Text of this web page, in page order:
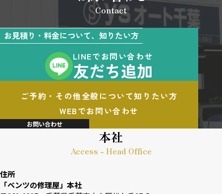
Contact
お見積り・料金について、知りたい方
LINEでお問い合わせ
友だち追加
ご予約・その他全般について知りたい方
WEBでお問い合わせ
お問い合わせ
本社
Access - Head Office
住所
「ベンツの修理屋」本社